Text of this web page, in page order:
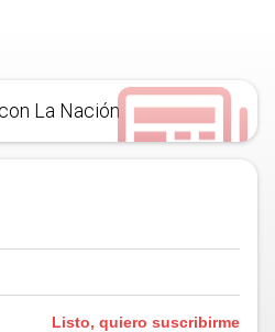
La Nación
Listo, quiero suscribirme